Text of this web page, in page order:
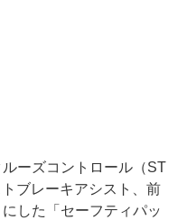
ーズコントロール（ST
ブレーキアシスト、前
した「セーフティパッ